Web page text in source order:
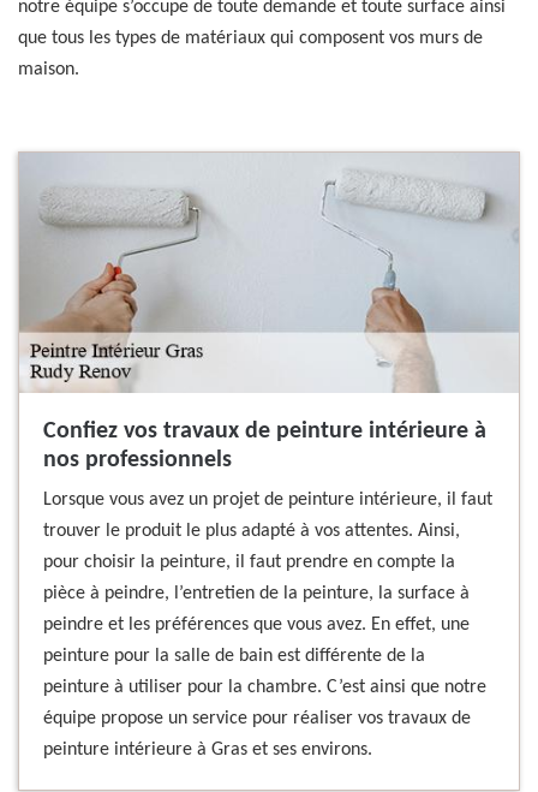
notre équipe s’occupe de toute demande et toute surface ainsi
que tous les types de matériaux qui composent vos murs de
maison.
Confiez vos travaux de peinture intérieure à
nos professionnels
Lorsque vous avez un projet de peinture intérieure, il faut
trouver le produit le plus adapté à vos attentes. Ainsi,
pour choisir la peinture, il faut prendre en compte la
pièce à peindre, l’entretien de la peinture, la surface à
peindre et les préférences que vous avez. En effet, une
peinture pour la salle de bain est différente de la
peinture à utiliser pour la chambre. C’est ainsi que notre
équipe propose un service pour réaliser vos travaux de
peinture intérieure à Gras et ses environs.